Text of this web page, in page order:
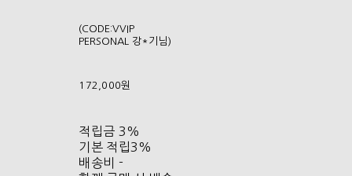
(CODE:VVIP
PERSONAL 강*기님)
172,000원
적립금 3%
기본 적립3%
배송비 -